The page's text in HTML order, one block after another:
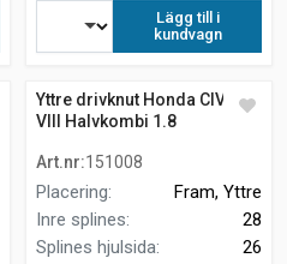
Lägg till i
kundvagn
Yttre drivknut Honda CIVIC
VIII Halvkombi 1.8
Art.nr:151008
Placering:
Fram, Yttre
Inre splines:
28
Splines hjulsida: 26